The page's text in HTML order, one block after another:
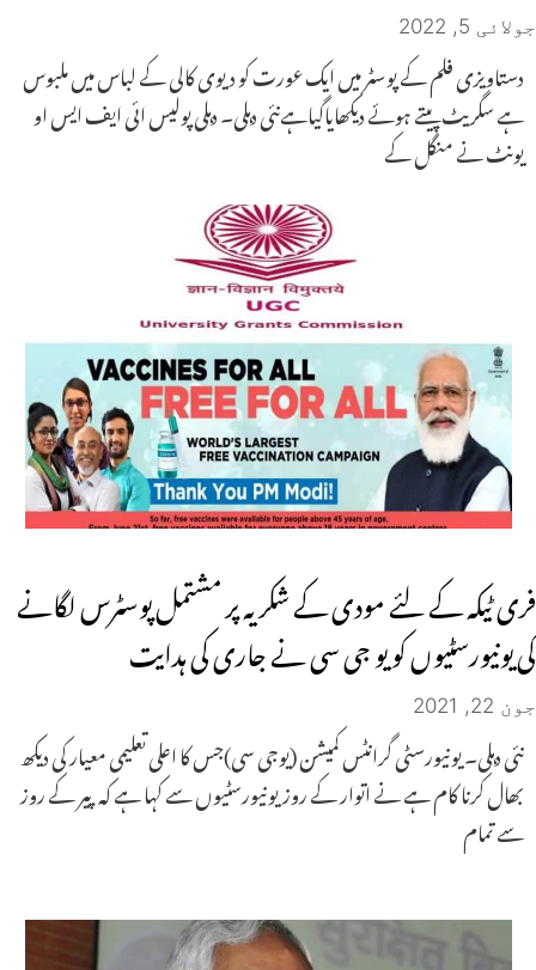
جولائی 5, 2022
دستاویزی فلم کے پوسٹر میں ایک عورت کو دیوی کالی کے لباس میں ملبوس
ہے سگریٹ پیتے ہوئے دیکھایاگیاہےنئی دہلی۔ دہلی پولیس ائی ایف ایس او
یونٹ نے منگل کے
فری ٹیکہ کے لئے مودی کے شکریہ پر مشتمل پوسٹرس لگانے
کی یونیورسٹیوں کو یو جی سی نے جاری کی ہدایت
جون 22, 2021
نئی دہلی۔ یونیورسٹی گرانٹس کمیشن (یوجی سی)جس کا اعلی تعلیمی معیار کی دیکھ
بھال کرنا کام ہے نے اتوار کے روزیونیورسٹیوں سے کہا ہے کہ پیر کے روز
سے تمام